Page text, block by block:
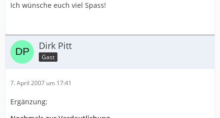
Ich wünsche euch viel Spass!
Dirk Pitt
Gast
7. April 2007 um 17:41
Ergänzung: